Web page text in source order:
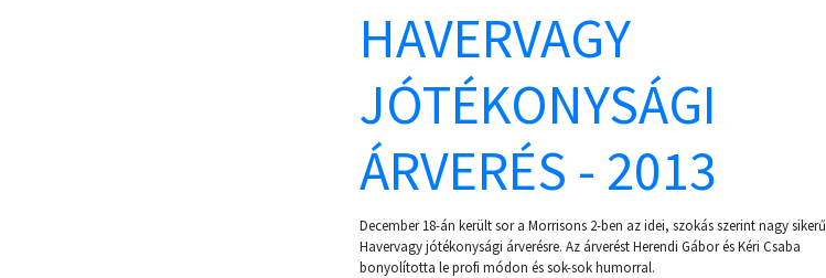
HAVERVAGY
JÓTÉKONYSÁGI
ÁRVERÉS - 2013
December 18-án került sor a Morrisons 2-ben az idei, szokás szerint nagy sikerű
Havervagy jótékonysági árverésre. Az árverést Herendi Gábor és Kéri Csaba
bonyolította le profi módon és sok-sok humorral.